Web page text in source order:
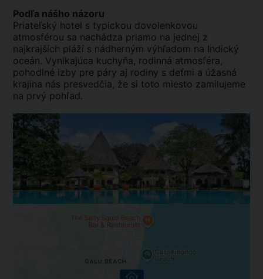
Podľa nášho názoru
Priateľský hotel s typickou dovolenkovou
atmosférou sa nachádza priamo na jednej z
najkrajších pláží s nádherným výhľadom na Indický
oceán. Vynikajúca kuchyňa, rodinná atmosféra,
pohodlné izby pre páry aj rodiny s deťmi a úžasná
krajina nás presvedčia, že si toto miesto zamilujeme
na prvý pohľad.